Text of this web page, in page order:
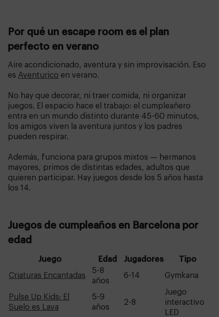
Por qué un escape room es el plan
perfecto en verano
Aire acondicionado, aventura y sin improvisación. Eso
es Aventurico en verano.
No hay que decorar, ni traer comida, ni organizar
juegos. El espacio hace el trabajo: el cumpleañero
entra en un mundo distinto durante 45-60 minutos,
los amigos viven la aventura juntos y los padres
pueden respirar.
Además, funciona para grupos mixtos — hermanos
mayores, primos de distintas edades, adultos que
quieren participar. Hay juegos desde los 5 años hasta
los 14.
Juegos de cumpleaños en Barcelona por
edad
Juego Edad Jugadores Tipo
Criaturas Encantadas
5-8
años
6-14 Gymkana
Pulse Up Kids: El
Suelo es Lava
5-9
años
2-8
Juego
interactivo
LED